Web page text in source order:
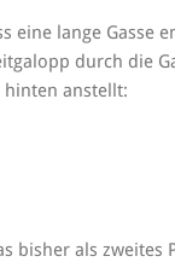
eine lange Gasse
durch die
hinten anstellt:
bisher als zweites